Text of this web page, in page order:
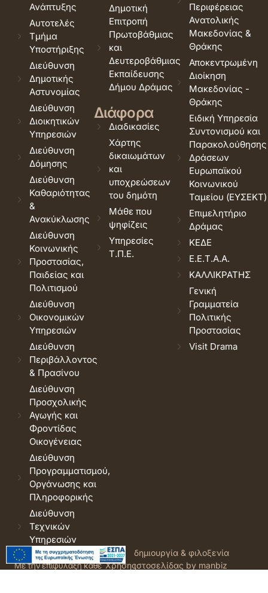
Ανάπτυξης
Αυτοτελές
Τμήμα
Υποστήριξης
Διεύθυνση
Δημοτικής
Αστυνομίας
Διεύθυνση
Διοικητικών
Υπηρεσιών
Διεύθυνση
Δόμησης
Διεύθυνση
Καθαριότητας
&
Ανακύκλωσης
Διεύθυνση
Κοινωνικής
Προστασίας,
Παιδείας και
Πολιτισμού
Διεύθυνση
Οικονομικών
Υπηρεσιών
Διεύθυνση
Περιβάλλοντος
& Πρασίνου
Διεύθυνση
Προσχολικής
Αγωγής και
Φροντίδας
Οικογένειας
Διεύθυνση
Προγραμματισμού,
Οργάνωσης και
Πληροφορικής
Διεύθυνση
Τεχνικών
Υπηρεσιών
Δημοτική
Επιτροπή
Πρωτοβάθμιας
και
Δευτεροβάθμιας
Εκπαίδευσης
Δήμου Δράμας
Διάφορα
Διαδικασίες
Χάρτης
δικαιωμάτων
και
υποχρεώσεων
του δημότη
Μάθε που
ψηφίζεις
Υπηρεσίες
Τ.Π.Ε.
Περιφέρειας
Ανατολικής
Μακεδονίας &
Θράκης
Αποκεντρωμένη
Διοίκηση
Μακεδονίας -
Θράκης
Ειδική Υπηρεσία
Συντονισμού και
Παρακολούθησης
Δράσεων
Ευρωπαϊκού
Κοινωνικού
Ταμείου (ΕΥΣΕΚΤ)
Επιμελητήριο
Δράμας
ΚΕΔΕ
Ε.Ε.Τ.Α.Α.
ΚΑΛΛΙΚΡΑΤΗΣ
Γενική
Γραμματεία
Πολιτικής
Προστασίας
Visit Drama
© 2026 Δήμος Δράμας.
Με την επιφύλαξη κάθε
Όροι
Χρήσης
δημιουργία & φιλοξενία
ιστοσελίδας by manbiz